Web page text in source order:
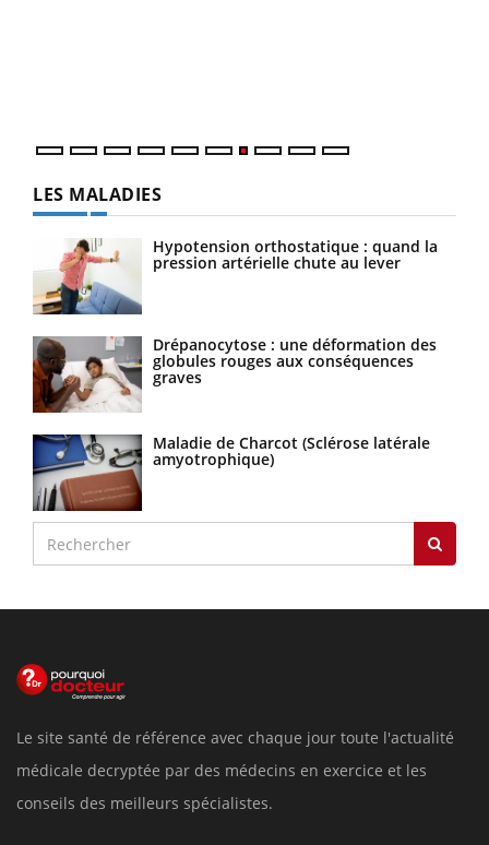
LES MALADIES
Hypotension orthostatique : quand la
pression artérielle chute au lever
Drépanocytose : une déformation des
globules rouges aux conséquences
graves
Maladie de Charcot (Sclérose latérale
amyotrophique)
Le site santé de référence avec chaque jour toute l'actualité
médicale decryptée par des médecins en exercice et les
conseils des meilleurs spécialistes.